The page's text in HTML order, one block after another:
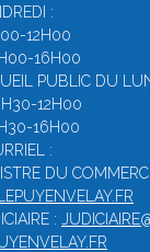
:
12H00
16H00
PUBLIC DU
12H00
16H00
:
DU
: